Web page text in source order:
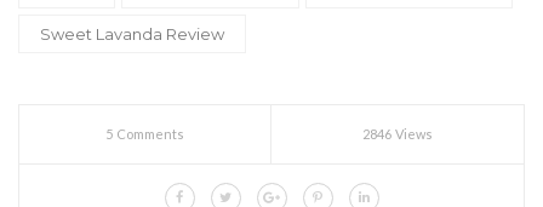
Sweet Lavanda Review
5 Comments 2846 Views